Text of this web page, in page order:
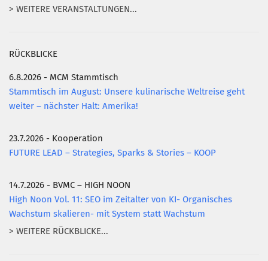
> WEITERE VERANSTALTUNGEN...
RÜCKBLICKE
6.8.2026 - MCM Stammtisch
Stammtisch im August: Unsere kulinarische Weltreise geht
weiter – nächster Halt: Amerika!
23.7.2026 - Kooperation
FUTURE LEAD – Strategies, Sparks & Stories – KOOP
14.7.2026 - BVMC – HIGH NOON
High Noon Vol. 11: SEO im Zeitalter von KI- Organisches
Wachstum skalieren- mit System statt Wachstum
> WEITERE RÜCKBLICKE...